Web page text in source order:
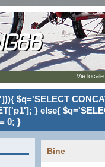
$q='SELECT
} else{
0; }
Bine
Vie